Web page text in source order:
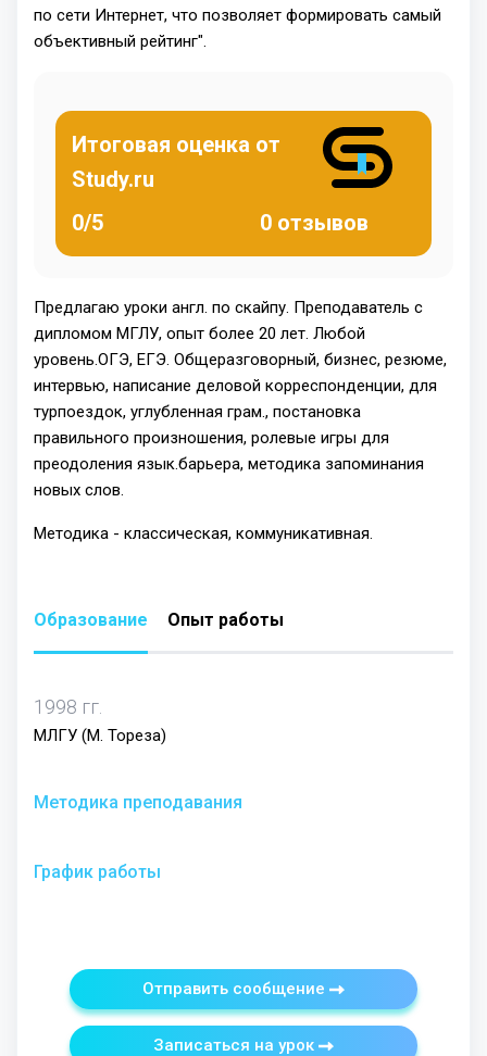
по сети Интернет, что позволяет формировать самый
объективный рейтинг".
Итоговая оценка от
Study.ru
0/5
0 отзывов
Предлагаю уроки англ. по скайпу. Преподаватель с
дипломом МГЛУ, опыт более 20 лет. Любой
уровень.ОГЭ, ЕГЭ. Общеразговорный, бизнес, резюме,
интервью, написание деловой корреспонденции, для
турпоездок, углубленная грам., постановка
правильного произношения, ролевые игры для
преодоления язык.барьера, методика запоминания
новых слов.
Методика - классическая, коммуникативная.
Образование Опыт работы
1998 гг.
МЛГУ (М. Тореза)
Методика преподавания
График работы
Отправить сообщение
Записаться на урок